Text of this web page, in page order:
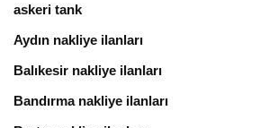
askeri tank
Aydın nakliye ilanları
Balıkesir nakliye ilanları
Bandırma nakliye ilanları